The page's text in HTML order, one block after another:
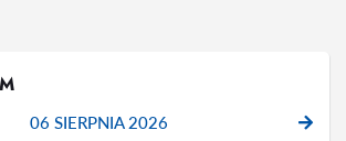
06 SIERPNIA 2026